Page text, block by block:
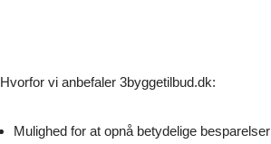
Hvorfor vi anbefaler 3byggetilbud.dk:
Mulighed for at opnå betydelige besparelser